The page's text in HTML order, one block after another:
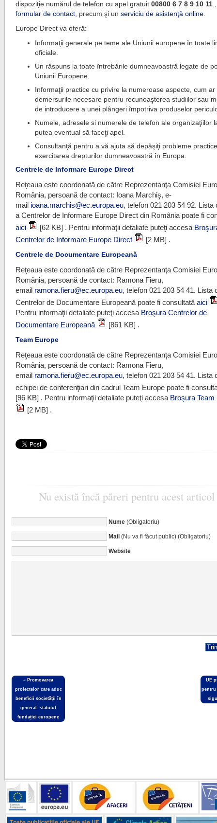
dispoziţie numărul de telefon cu apel gratuit00800 6 7 8 9 10 11
formular de contact , precum şi unserviciu de asistenţă online
Europe Direct va oferă:
Informaţii generale pe teme ale Uniunii europene în toate
oficiale.
Un răspuns la toate întrebările dumneavoastră legate de
Uniunii Europene.
Informaţii practice cu privire la numeroase aspecte, cum ar
demersurile necesare pentru recunoaşterea studiilor sau
de introducere a unei plângeri împotriva produselor
Numele, adresele si numerele de telefon ale organizaţiilor
putea eventual să faceţi apel.
Consultanţă pentru a vă ajuta să depăşiţi probleme
exercitarea drepturilor dumneavoastră în Europa.
Centrele de Informare Europe Direct
Reţeaua este coordonată de către Reprezentanţa Comisiei
România, persoană de contact: Ioana Marchiş, e-
mail ioana.marchis@ec.europa.eu, telefon 021 203 54 92. Lista
a Centrelor de Informare Europe Direct din România poate fi
aici
[62 KB] . Pentru informaţii detaliate puteţi accesa
Centrelor de Informare Europe Direct
[2 MB] .
Centrele de Documentare Europeană
Reţeaua este coordonată de către Reprezentanţa Comisiei
România, persoană de contact: Ramona Fieru,
email ramona.fieru@ec.europa.eu, telefon 021 203 54 41. Lista
Centrelor de Documentare Europeană poate fi consultatăaici
Pentru informaţii detaliate puteţi accesa Broşura Centrelor de
Documentare Europeană
[861 KB] .
Team Europe
Reţeaua este coordonată de către Reprezentanţa Comisiei
România, persoană de contact: Ramona Fieru,
email ramona.fieru@ec.europa.eu, telefon 021 203 54 41. Lista
echipei de conferenţiari din cadrul Team Europe poate fi
[96 KB] . Pentru informaţii detaliate puteţi accesa Broşura Team
[2 MB] .
Nu există încă păreri pentru acest articol
Nume(Obligatoriu)
Mail(Nu va fi făcut public) (Obligatoriu)
Website
« Promovarea
proiectelor care aduc
beneficii societății în
general: statutul
fundației europene
UE
pentru